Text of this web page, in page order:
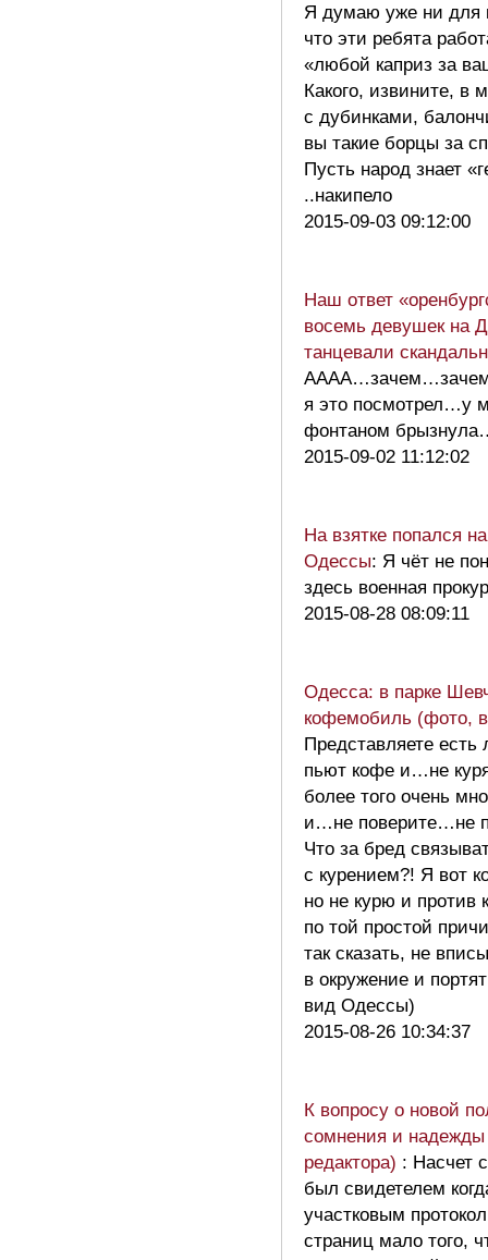
Я думаю уже ни для
что эти ребята
«любой каприз за
Какого, извините, в
с дубинками,
вы такие борцы за
Пусть народ знает
..накипело
2015-09-03 09:12:00
Наш ответ
восемь девушек на
танцевали
я это посмотрел…у
фонтаном
2015-09-02 11:12:02
На взятке попался
Одессы: Я чёт не
здесь военная
2015-08-28 08:09:11
Одесса: в парке
кофемобиль (фото,
Представляете
пьют кофе и…не
более того очень
и…не поверите…не
Что за бред
с курением?! Я вот
но не курю и
по той простой
так сказать, не
в окружение и
вид Одессы)
2015-08-26 10:34:37
К вопросу о новой
сомнения и надежды
редактора) : Насчет
был свидетелем
участковым
страниц мало того,